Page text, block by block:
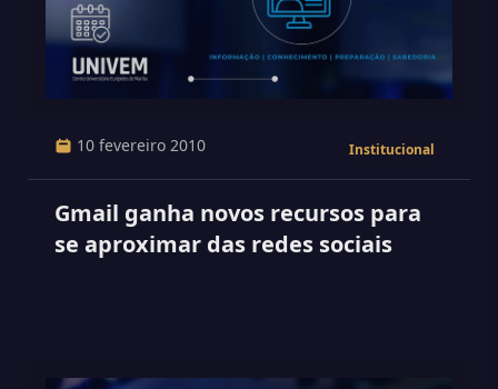
10 fevereiro 2010 Institucional
Gmail ganha novos recursos para
se aproximar das redes sociais